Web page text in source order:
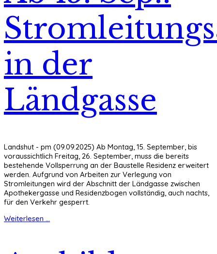
in der
Ländgasse
Landshut - pm (09.09.2025) Ab Montag, 15. September, bis
voraussichtlich Freitag, 26. September, muss die bereits
bestehende Vollsperrung an der Baustelle Residenz erweitert
werden. Aufgrund von Arbeiten zur Verlegung von
Stromleitungen wird der Abschnitt der Ländgasse zwischen
Apothekergasse und Residenzbogen vollständig, auch nachts,
für den Verkehr gesperrt.
Weiterlesen ...